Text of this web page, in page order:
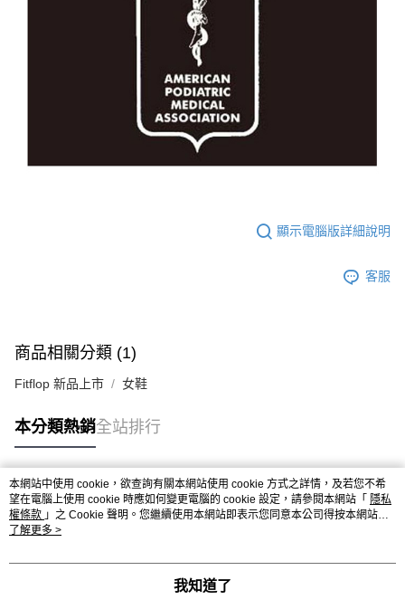
顯示電腦版詳細說明
客服
商品相關分類 (1)
Fitflop 新品上市 女鞋
本分類熱銷全站排行
熱門標籤
本網站中使用 cookie，欲查詢有關本網站使用 cookie 方式之詳情，及若您不希
望在電腦上使用 cookie 時應如何變更電腦的 cookie 設定，請參閱本網站「 隱私
權條款 」之 Cookie 聲明。您繼續使用本網站即表示您同意本公司得按本網站使
用條款之 Cookie 聲明使用 cookie。
了解更多 >
我知道了